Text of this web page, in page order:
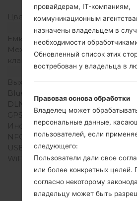
дюйм)
Цвета экрана
256K
Аккумулятор и
Емкость аккумулятора
Механическая
клавиатура
Выход для аудио
Bluetooth
DLNA
Есть
GPS
A-GPS
Инфракрасный порт
Нет
NFC
Нет
USB
WiFi
Wi-
провайдерам, IT-компаниям,
коммуникационным
назначены владельцем в
необходимости
Обновленный список этих
востребован у владельца в
Правовая основа обработки
Владелец может
персональные данные,
пользователей, если
следующего:
Пользователи дали свое
или более конкретных целей.
согласно некоторому
владельцу может быть